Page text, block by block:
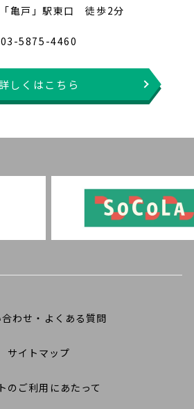
亀戸」駅東口 徒歩2分
03-5875-4460
しくはこちら
合わせ・よくある質問
サイトマップ
のご利用にあたって